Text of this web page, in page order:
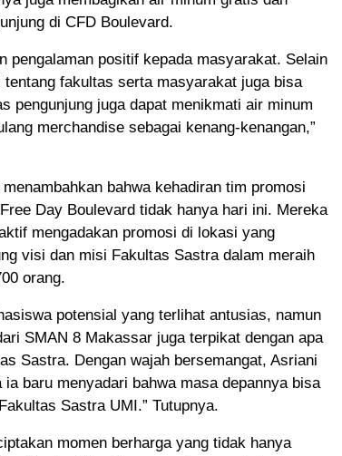
di CFD Boulevard.
pengalaman positif kepada masyarakat. Selain
tentang fakultas serta masyarakat juga bisa
pengunjung juga dapat menikmati air minum
merchandise sebagai kenang-kenangan,”
bahwa kehadiran tim promosi
Day Boulevard tidak hanya hari ini. Mereka
mengadakan promosi di lokasi yang
visi dan misi Fakultas Sastra dalam meraih
orang.
potensial yang terlihat antusias, namun
SMAN 8 Makassar juga terpikat dengan apa
Sastra. Dengan wajah bersemangat, Asriani
ia baru menyadari bahwa masa depannya bisa
Sastra UMI.” Tutupnya.
momen berharga yang tidak hanya